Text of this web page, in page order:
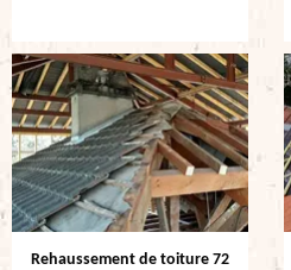
Rehaussement de toiture 72